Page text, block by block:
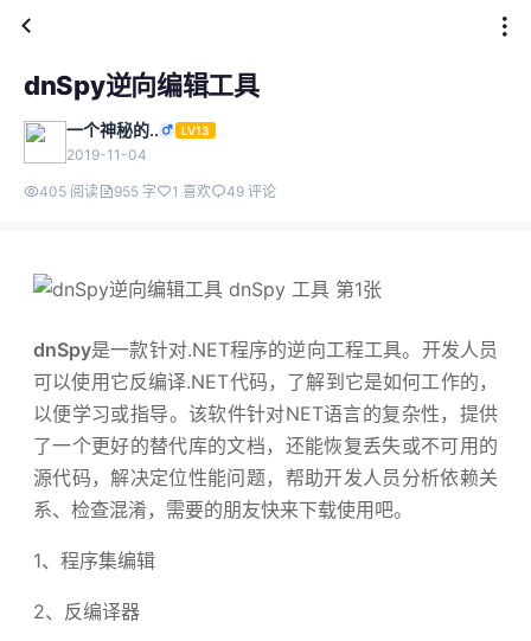
dnSpy逆向编辑工具
一个神秘的.. LV13
2019-11-04
405 阅读 955 字 1 喜欢 49 评论
dnSpy是一款针对.NET程序的逆向工程工具。开发人员
可以使用它反编译.NET代码，了解到它是如何工作的，
以便学习或指导。该软件针对NET语言的复杂性，提供
了一个更好的替代库的文档，还能恢复丢失或不可用的
源代码，解决定位性能问题，帮助开发人员分析依赖关
系、检查混淆，需要的朋友快来下载使用吧。
1、程序集编辑
2、反编译器